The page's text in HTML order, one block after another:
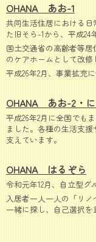
OHANA あお-1
共同生活住居における
た旧そら-1から、平成24
国土交通省の高齢者等
のケアホームとして改修
平成26年2月、事業拡充
OHANA あお-2・
平成26年2月に全国でも
ました。各種の生活支
支えています。
OHANA はるぞら
令和元年12月、自立型
入居者一人一人の「リ
一緒に探し、自己選択